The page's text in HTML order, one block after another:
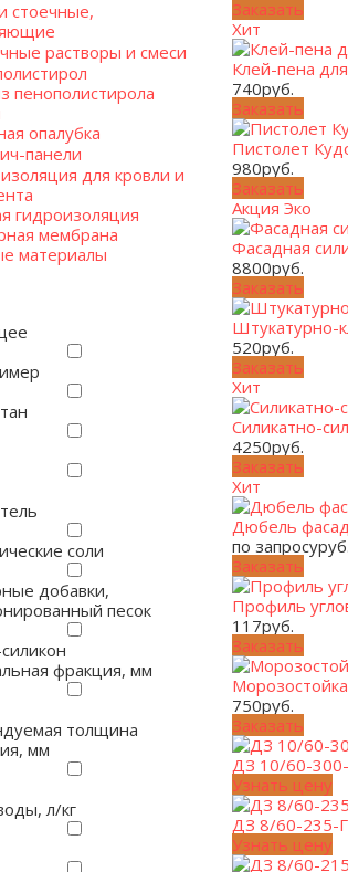
стоечные,
растворы и смеси
пенополистирола
опалубка
панели
для кровли и
гидроизоляция
мембрана
материалы
соли
добавки,
песок
фракция, мм
толщина
мм
л/кг
Заказать
Хит
Клей-пена
740руб.
Заказать
Пистолет
980руб.
Заказать
Акция Эко
Фасадная
8800руб.
Заказать
Штукатурно-
520руб.
Заказать
Хит
Силикатно-
4250руб.
Заказать
Хит
Дюбель
по запросуруб.
Заказать
Профиль
117руб.
Заказать
750руб.
Заказать
ДЗ 10/60-
Узнать цену
ДЗ 8/60-235-
Узнать цену